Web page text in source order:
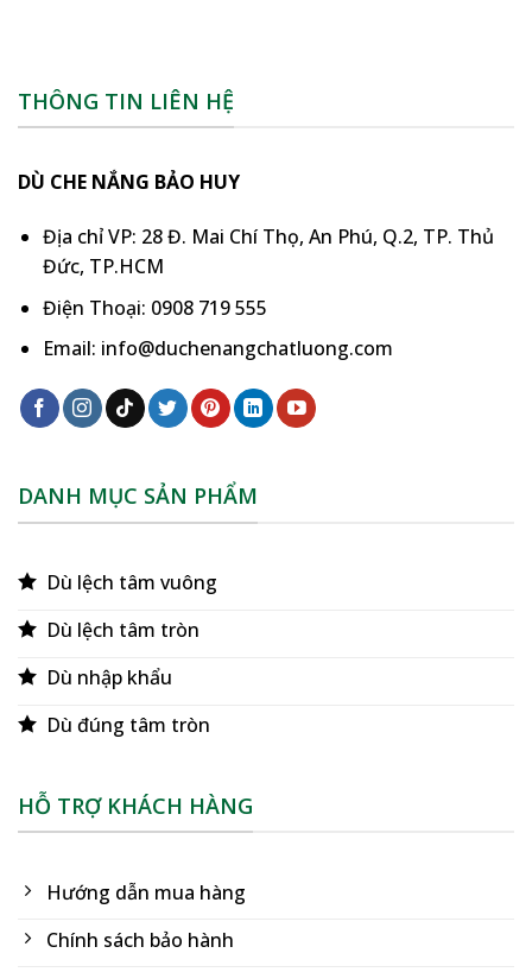
THÔNG TIN LIÊN HỆ
DÙ CHE NẮNG BẢO HUY
Địa chỉ VP: 28 Đ. Mai Chí Thọ, An Phú, Q.2, TP. Thủ
Đức, TP.HCM
Điện Thoại: 0908 719 555
Email: info@duchenangchatluong.com
DANH MỤC SẢN PHẨM
Dù lệch tâm vuông
Dù lệch tâm tròn
Dù nhập khẩu
Dù đúng tâm tròn
HỖ TRỢ KHÁCH HÀNG
Hướng dẫn mua hàng
Chính sách bảo hành